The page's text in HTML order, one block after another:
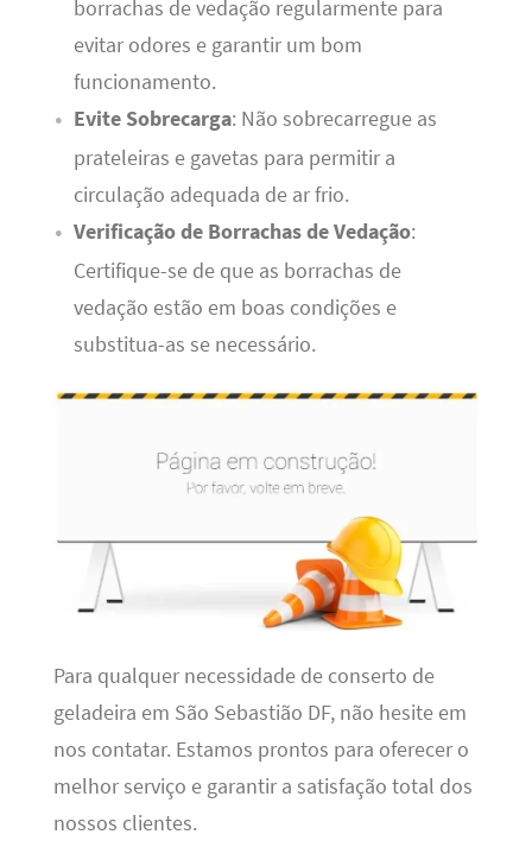
borrachas de vedação regularmente para
evitar odores e garantir um bom
funcionamento.
Evite Sobrecarga: Não sobrecarregue as
prateleiras e gavetas para permitir a
circulação adequada de ar frio.
Verificação de Borrachas de Vedação:
Certifique-se de que as borrachas de
vedação estão em boas condições e
substitua-as se necessário.
Para qualquer necessidade de conserto de
geladeira em São Sebastião DF, não hesite em
nos contatar. Estamos prontos para oferecer o
melhor serviço e garantir a satisfação total dos
nossos clientes.